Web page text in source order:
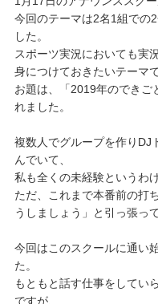
今回のテーマは2名1組での
した。
スポーツ実況においても実
身につけておきたいテーマで
お題は、「2019年のできご
れました。
複数人でグループを作りDJ
んでいて、
私も全くの未経験というわ
ただ、これまで本番前の打
うしましょう」と引っ張っ
今回はこのスクールに通い
た。
もともと話す仕事をしてい
ですが、